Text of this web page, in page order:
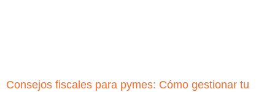
Consejos fiscales para pymes: Cómo gestionar tu